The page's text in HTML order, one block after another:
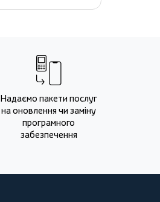
Надаємо пакети послуг
на оновлення чи заміну
програмного
забезпечення